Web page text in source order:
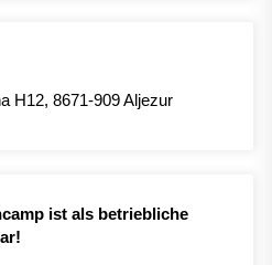
H12, 8671-909 Aljezur
ist als betriebliche